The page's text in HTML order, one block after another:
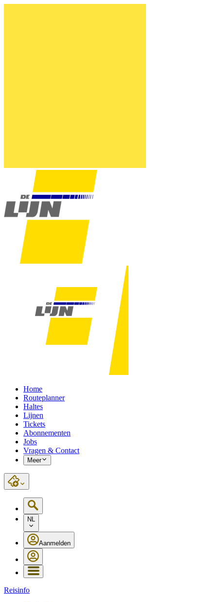
Home
Routeplanner
Haltes
Lijnen
Tickets
Abonnementen
Jobs
Vragen & Contact
Meer
NL
Aanmelden
Reisinfo